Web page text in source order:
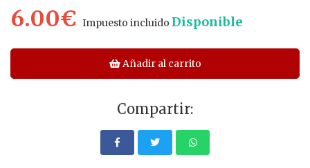
6.00€ Impuesto incluido Disponible
Añadir al carrito
Compartir: